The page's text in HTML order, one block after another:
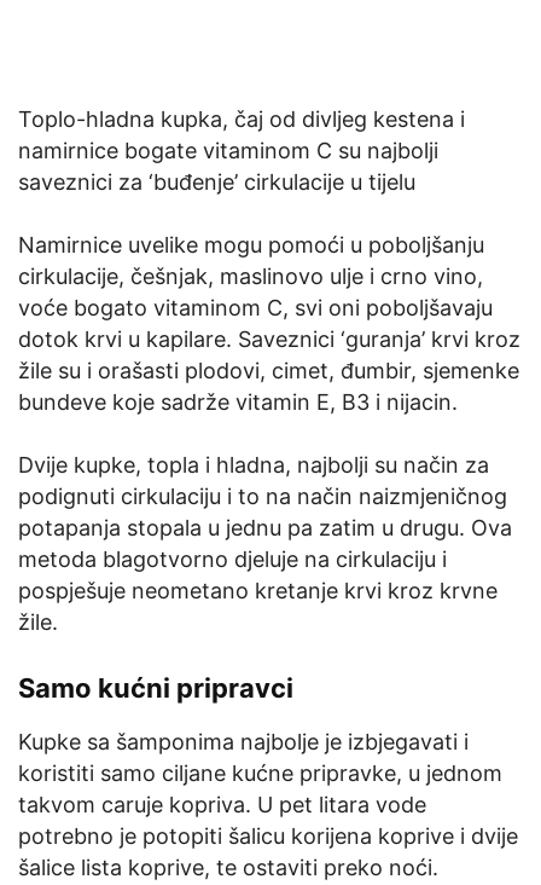
Toplo-hladna kupka, čaj od divljeg kestena i
namirnice bogate vitaminom C su najbolji
saveznici za ‘buđenje’ cirkulacije u tijelu
Namirnice uvelike mogu pomoći u poboljšanju
cirkulacije, češnjak, maslinovo ulje i crno vino,
voće bogato vitaminom C, svi oni poboljšavaju
dotok krvi u kapilare. Saveznici ‘guranja’ krvi kroz
žile su i orašasti plodovi, cimet, đumbir, sjemenke
bundeve koje sadrže vitamin E, B3 i nijacin.
Dvije kupke, topla i hladna, najbolji su način za
podignuti cirkulaciju i to na način naizmjeničnog
potapanja stopala u jednu pa zatim u drugu. Ova
metoda blagotvorno djeluje na cirkulaciju i
pospješuje neometano kretanje krvi kroz krvne
žile.
Samo kućni pripravci
Kupke sa šamponima najbolje je izbjegavati i
koristiti samo ciljane kućne pripravke, u jednom
takvom caruje kopriva. U pet litara vode
potrebno je potopiti šalicu korijena koprive i dvije
šalice lista koprive, te ostaviti preko noći.